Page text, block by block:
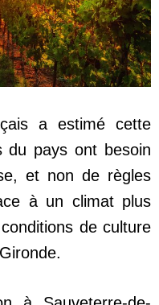
a estimé cette
du pays ont besoin
et non de règles
à un climat plus
de culture